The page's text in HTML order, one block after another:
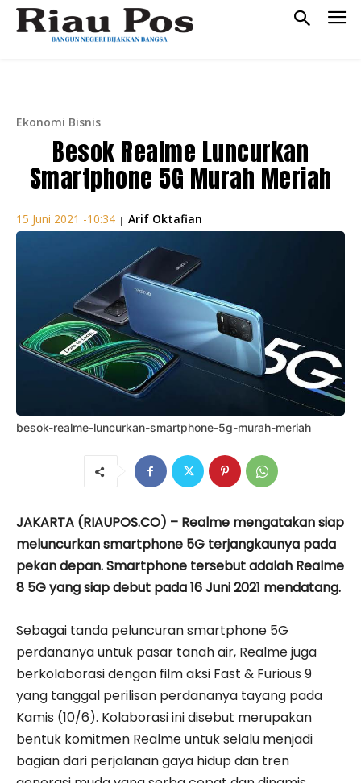
Ekonomi Bisnis
Besok Realme Luncurkan
Smartphone 5G Murah Meriah
15 Juni 2021 -10:34 | Arif Oktafian
besok-realme-luncurkan-smartphone-5g-murah-meriah
JAKARTA (RIAUPOS.CO) – Realme mengatakan siap
meluncurkan smartphone 5G terjangkaunya pada
pekan depan. Smartphone tersebut adalah Realme
8 5G yang siap debut pada 16 Juni 2021 mendatang.
Sebagai tanda peluncuran smartphone 5G
perdananya untuk pasar tanah air, Realme juga
berkolaborasi dengan film aksi Fast & Furious 9
yang tanggal perilisan perdananya tayang pada
Kamis (10/6). Kolaborasi ini disebut merupakan
bentuk komitmen Realme untuk selalu menjadi
bagian dari perjalanan gaya hidup dan tren